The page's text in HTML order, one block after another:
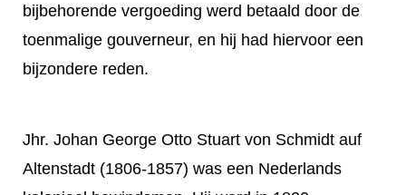
bijbehorende vergoeding werd betaald door de
toenmalige gouverneur, en hij had hiervoor een
bijzondere reden.
Jhr. Johan George Otto Stuart von Schmidt auf
Altenstadt (1806-1857) was een Nederlands